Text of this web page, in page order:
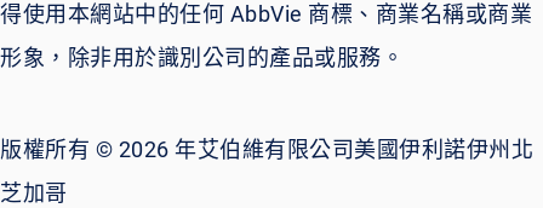
得使用本網站中的任何 AbbVie 商標、商業名稱或商業
形象，除非用於識別公司的產品或服務。
版權所有 © 2026 年艾伯維有限公司美國伊利諾伊州北
芝加哥